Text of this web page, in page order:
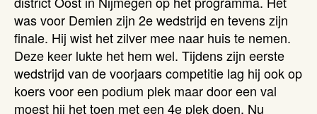
was voor Demien zijn 2e wedstrijd en tevens zijn
finale. Hij wist het zilver mee naar huis te nemen.
Deze keer lukte het hem wel. Tijdens zijn eerste
wedstrijd van de voorjaars competitie lag hij ook op
koers voor een podium plek maar door een val
moest hij het toen met een 4e plek doen. Nu